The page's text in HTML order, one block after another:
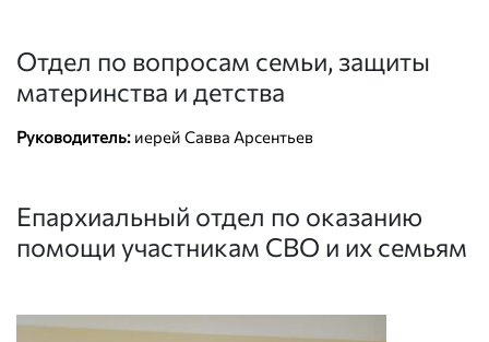
Отдел по вопросам семьи, защиты
материнства и детства
Руководитель: иерей Савва Арсентьев
Епархиальный отдел по оказанию
помощи участникам СВО и их семьям